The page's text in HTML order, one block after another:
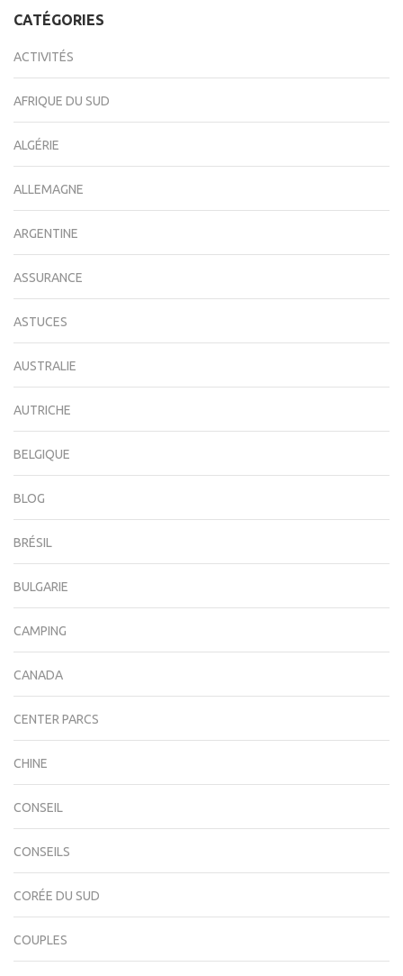
CATÉGORIES
ACTIVITÉS
AFRIQUE DU SUD
ALGÉRIE
ALLEMAGNE
ARGENTINE
ASSURANCE
ASTUCES
AUSTRALIE
AUTRICHE
BELGIQUE
BLOG
BRÉSIL
BULGARIE
CAMPING
CANADA
CENTER PARCS
CHINE
CONSEIL
CONSEILS
CORÉE DU SUD
COUPLES